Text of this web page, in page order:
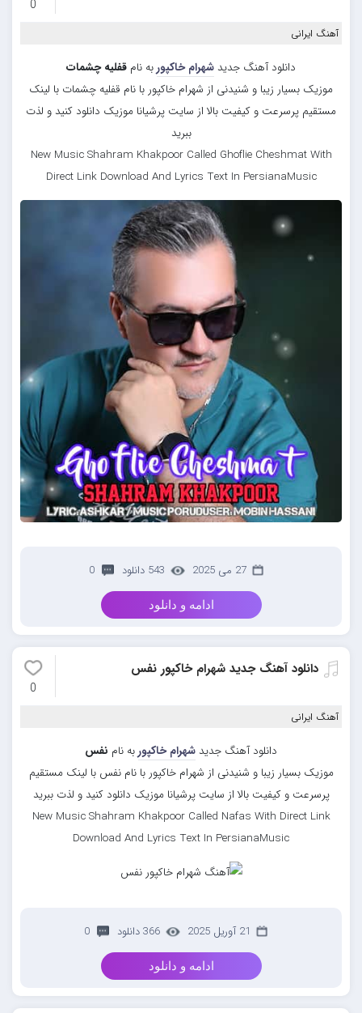
0
آهنگ ایرانی
دانلود آهنگ جدید شهرام خاکپوربه نام قفلیه چشمات
موزیک بسیار زیبا و شنیدنی از شهرام خاکپور با نام قفلیه چشمات با لینک
مستقیم پرسرعت و کیفیت بالا از سایت پرشیانا موزیک دانلود کنید و لذت
ببرید
New Music Shahram Khakpoor Called Ghoflie Cheshmat With
Direct Link Download And Lyrics Text In PersianaMusic
27 می 2025 543 دانلود 0
ادامه و دانلود
دانلود آهنگ جدید شهرام خاکپور نفس
0
آهنگ ایرانی
دانلود آهنگ جدید شهرام خاکپوربه نام نفس
موزیک بسیار زیبا و شنیدنی از شهرام خاکپور با نام نفس با لینک مستقیم
پرسرعت و کیفیت بالا از سایت پرشیانا موزیک دانلود کنید و لذت ببرید
New Music Shahram Khakpoor Called Nafas With Direct Link
Download And Lyrics Text In PersianaMusic
21 آوریل 2025 366 دانلود 0
ادامه و دانلود